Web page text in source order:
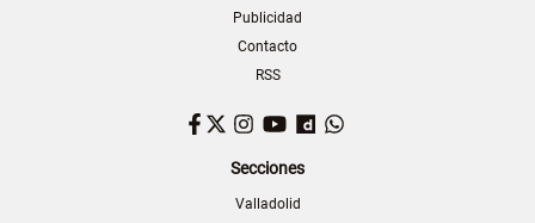
Publicidad
Contacto
RSS
Facebook
TwitterInstagram
YouTubeDailymotion
Secciones
Valladolid